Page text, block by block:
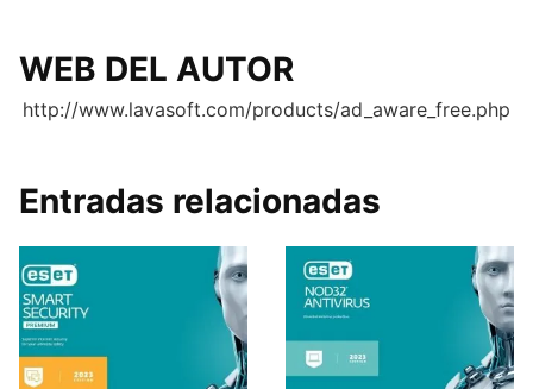
WEB DEL AUTOR
http://www.lavasoft.com/products/ad_aware_free.php
Entradas relacionadas